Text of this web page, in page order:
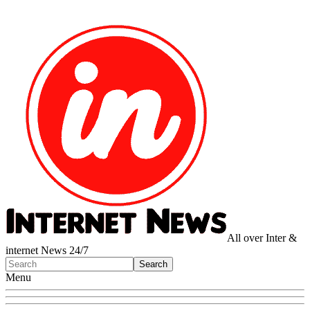
All over Inter &
internet News 24/7
Menu